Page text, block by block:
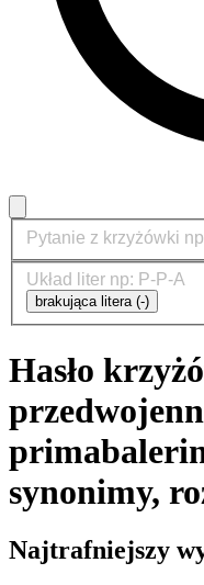
brakująca litera (-)
Hasło
synonimy,
Najtrafniejszy